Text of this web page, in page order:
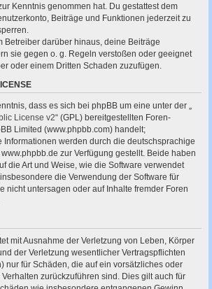
Kenntnis genommen hat. Du gestattest dem
Beiträge und Funktionen jederzeit zu
Betreiber darüber hinaus, deine Beiträge
sie gegen o. g. Regeln verstoßen oder geeignet
oder einem Dritten Schaden zuzufügen.
dass es sich bei phpBB um eine unter der „
License v2“ (GPL) bereitgestellten Foren-
Limited (www.phpbb.com) handelt;
Informationen werden durch die deutschsprachige
zur Verfügung gestellt. Beide haben
die Art und Weise, wie die Software verwendet
die Verwendung der Software für
nicht untersagen oder auf Inhalte fremder Foren
mit Ausnahme der Verletzung von Leben, Körper
der Verletzung wesentlicher Vertragspflichten
nur für Schäden, die auf ein vorsätzliches oder
zurückzuführen sind. Dies gilt auch für